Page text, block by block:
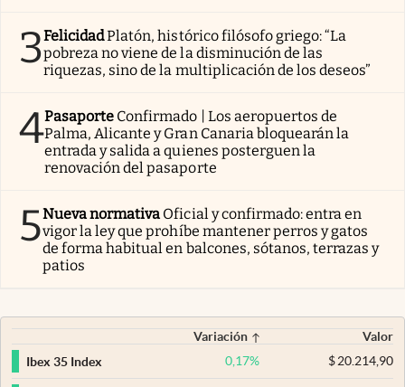
3FelicidadPlatón, histórico filósofo griego: “La
pobreza no viene de la disminución de las
riquezas, sino de la multiplicación de los deseos”
4Pasaporte Confirmado | Los aeropuertos de
Palma, Alicante y Gran Canaria bloquearán la
entrada y salida a quienes posterguen la
renovación del pasaporte
5Nueva normativa Oficial y confirmado: entra en
vigor la ley que prohíbe mantener perros y gatos
de forma habitual en balcones, sótanos, terrazas y
patios
Variación
Valor
Ibex 35 Index
0,17% $20.214,90